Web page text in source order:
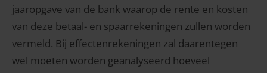
jaaropgave van de bank waarop de rente en kosten
van deze betaal- en spaarrekeningen zullen worden
vermeld. Bij effectenrekeningen zal daarentegen
wel moeten worden geanalyseerd hoeveel